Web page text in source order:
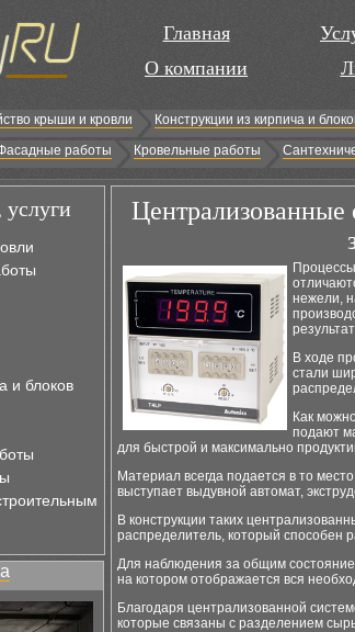
Главная
О компании
крыши и кровли Конструкции из кирпича и
работы Кровельные работы
и блоков
Централизованные
нежели,
В ходе
стали
Как
подают
для быстрой и максимально
Материал всегда подается в то
выступает выдувной автомат,
В конструкции таких
распределитель, который способен
Для наблюдения за общим
на котором отображается вся
Благодаря централизованной
которые связаны с разделением